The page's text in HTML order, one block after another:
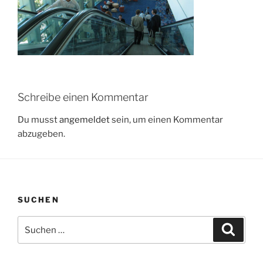
Schreibe einen Kommentar
Du musstangemeldetsein, um einen Kommentar
abzugeben.
SUCHEN
nach: